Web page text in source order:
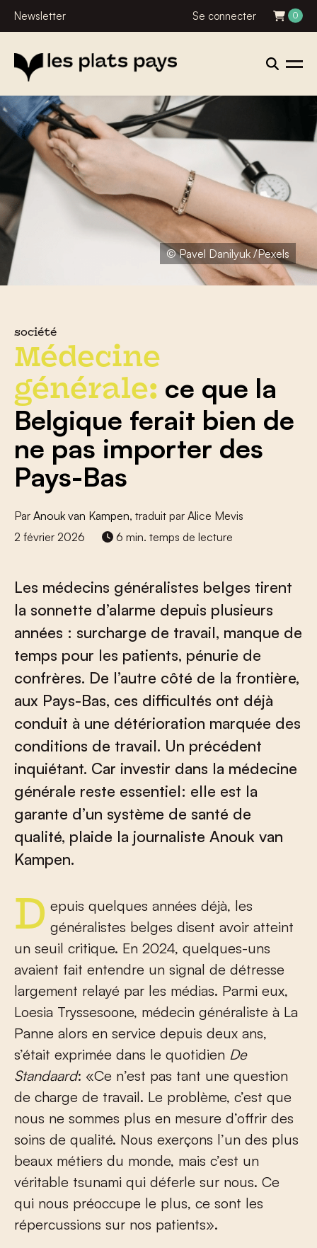
Newsletter Se connecter 0
© Pavel Danilyuk /Pexels
société
Médecine
générale: ce que la
Belgique ferait bien de
ne pas importer des
Pays-Bas
Par Anouk van Kampen, traduit par Alice Mevis
2 février 2026
6 min. temps de lecture
Les médecins généralistes belges tirent
la sonnette d’alarme depuis plusieurs
années : surcharge de travail, manque de
temps pour les patients, pénurie de
confrères. De l’autre côté de la frontière,
aux Pays-Bas, ces difficultés ont déjà
conduit à une détérioration marquée des
conditions de travail. Un précédent
inquiétant. Car investir dans la médecine
générale reste essentiel: elle est la
garante d’un système de santé de
qualité, plaide la journaliste Anouk van
Kampen.
Depuis quelques années déjà, les généralistes belges disent avoir atteint
un seuil critique. En 2024, quelques-uns
avaient fait entendre un signal de détresse
largement relayé par les médias. Parmi eux,
Loesia Tryssesoone, médecin généraliste à La
Panne alors en service depuis deux ans,
s’était exprimée dans le quotidien De
Standaard: «Ce n’est pas tant une question
de charge de travail. Le problème, c’est que
nous ne sommes plus en mesure d’offrir des
soins de qualité. Nous exerçons l’un des plus
beaux métiers du monde, mais c’est un
véritable tsunami qui déferle sur nous. Ce
qui nous préoccupe le plus, ce sont les
répercussions sur nos patients».